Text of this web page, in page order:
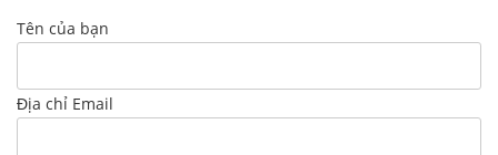
Tên của bạn
Địa chỉ Email